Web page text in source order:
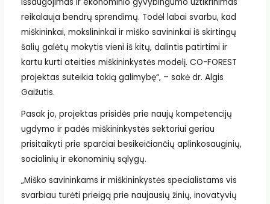
reikalauja bendrų sprendimų. Todėl labai svarbu, kad
miškininkai, mokslininkai ir miško savininkai iš skirtingų
šalių galėtų mokytis vieni iš kitų, dalintis patirtimi ir
kartu kurti ateities miškininkystės modelį. CO-FOREST
projektas suteikia tokią galimybę“, – sakė dr. Algis
Gaižutis.
Pasak jo, projektas prisidės prie naujų kompetencijų
ugdymo ir padės miškininkystės sektoriui geriau
prisitaikyti prie sparčiai besikeičiančių aplinkosauginių,
socialinių ir ekonominių sąlygų.
„Miško savininkams ir miškininkystės specialistams vis
svarbiau turėti prieigą prie naujausių žinių, inovatyvių